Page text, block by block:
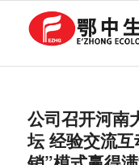
公司召开河南
坛 经验交流